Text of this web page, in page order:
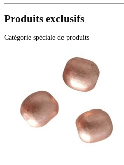
Produits exclusifs
Catégorie spéciale de produits